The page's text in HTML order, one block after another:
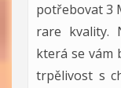
potřebovat 3
rare kvality.
která se vám
trpělivost s